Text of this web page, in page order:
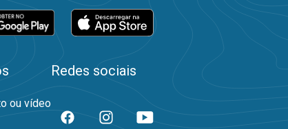
ou vídeo
Redes sociais